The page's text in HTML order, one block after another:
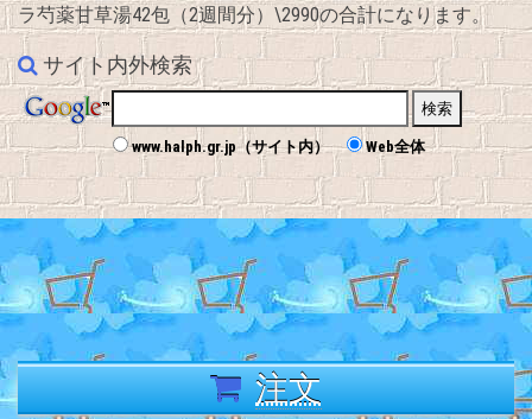
ラ芍薬甘草湯42包（2週間分）\2990の合計になります。
サイト内外検索
www.halph.gr.jp（サイト内） Web全体
注文